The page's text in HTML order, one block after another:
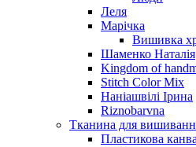
Леля
Марічка
Вишивка
Шаменко Наталія
Kingdom of
Stitch Color Mix
Наніашвілі Ірина
Riznobarvna
Тканина для
Пластикова